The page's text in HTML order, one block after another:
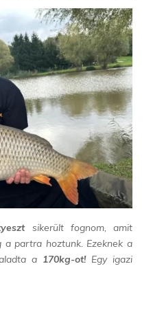
sikerült fognom, amit
partra hoztunk. Ezeknek a
a170kg-ot!Egy igazi